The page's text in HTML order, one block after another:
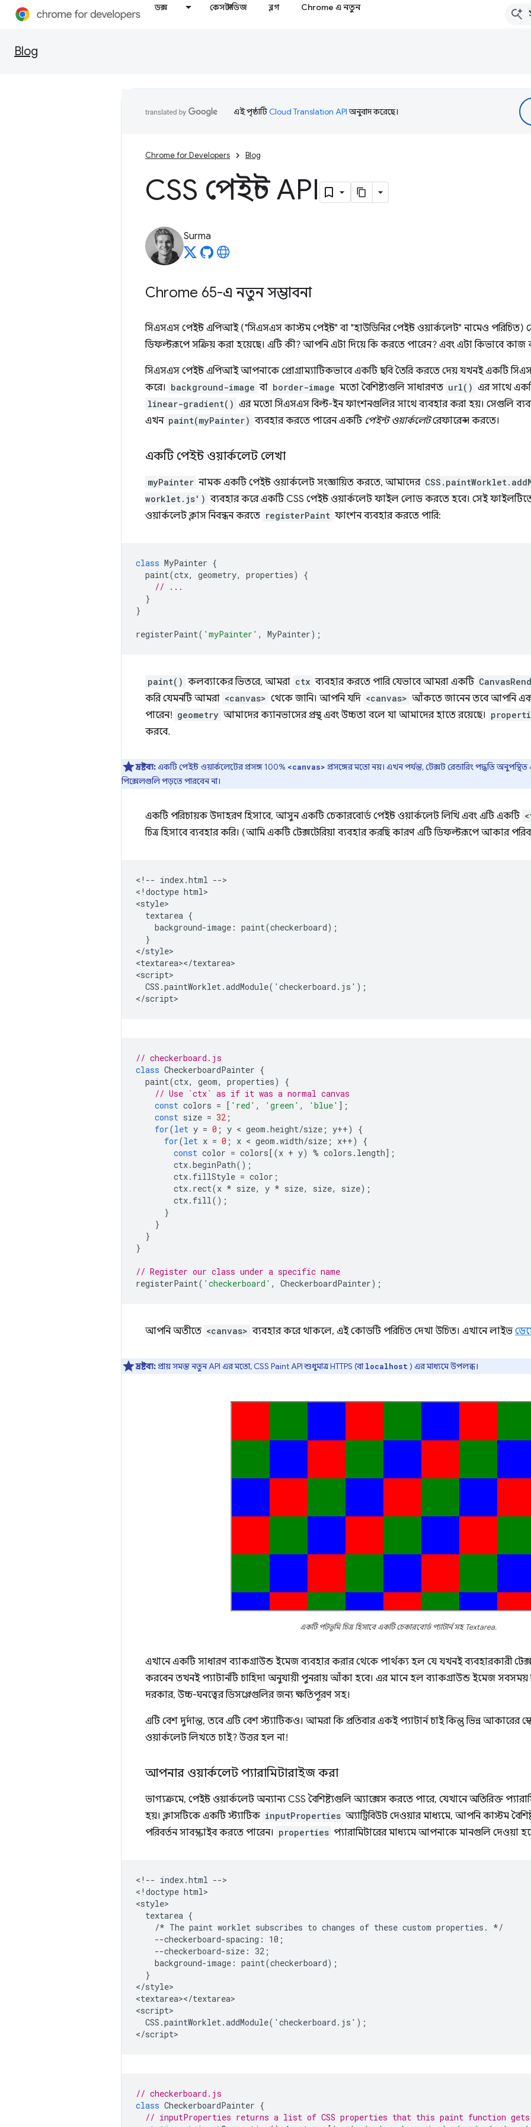
ডক্স কেস স্টাডিজ ব্লগ Chrome এ নতুন
Blog
এই পৃষ্ঠাটিCloud Translation APIঅনুবাদ করেছে।
Chrome for Developers Blog
CSS পেইন্ট API
Surma
Chrome 65-এ নতুন সম্ভাবনা
সিএসএস পেইন্ট এপিআই ("সিএসএস কাস্টম পেইন্ট" বা "হাউডিনির পেইন্ট ওয়ার্কলেট" নামেও
ডিফল্টরূপে সক্রিয় করা হয়েছে। এটি কী? আপনি এটা দিয়ে কি করতে পারেন? এবং এটা কিভাবে
সিএসএস পেইন্ট এপিআই আপনাকে প্রোগ্রাম্যাটিকভাবে একটি ছবি তৈরি করতে দেয় যখনই একটি
করে। background-image বা border-image মতো বৈশিষ্ট্যগুলি সাধারণত url() এর সাথে
linear-gradient() এর মতো সিএসএস বিল্ট-ইন ফাংশনগুলির সাথে ব্যবহার করা হয়। সেগুলি
এখন paint(myPainter) ব্যবহার করতে পারেন একটি পেইন্ট ওয়ার্কলেটরেফারেন্স করতে।
একটি পেইন্ট ওয়ার্কলেট লেখা
myPainter নামক একটি পেইন্ট ওয়ার্কলেট সংজ্ঞায়িত করতে, আমাদের
worklet.js') ব্যবহার করে একটি CSS পেইন্ট ওয়ার্কলেট ফাইল লোড করতে হবে। সেই
ওয়ার্কলেট ক্লাস নিবন্ধন করতে registerPaint ফাংশন ব্যবহার করতে পারি:
class MyPainter {
paint(ctx, geometry, properties)
{
// ...
}
}
registerPaint( 'myPainter' , MyPainter);
paint() কলব্যাকের ভিতরে, আমরা ctx ব্যবহার করতে পারি যেভাবে আমরা একটি
করি যেমনটি আমরা <canvas> থেকে জানি। আপনি যদি <canvas> আঁকতে জানেন তবে আপনি
পারেন! geometry আমাদের ক্যানভাসের প্রস্থ এবং উচ্চতা বলে যা আমাদের হাতে রয়েছে।
করবে.
দ্রষ্টব্য:একটি পেইন্ট ওয়ার্কলেটের প্রসঙ্গ 100% <canvas> প্রসঙ্গের মতো নয়। এখন পর্যন্ত, টেক্সট রেন্ডারিং পদ্ধতি
পিক্সেলগুলি পড়তে পারবেন না।
একটি পরিচায়ক উদাহরণ হিসাবে, আসুন একটি চেকারবোর্ড পেইন্ট ওয়ার্কলেট লিখি এবং এটি একটি
চিত্র হিসাবে ব্যবহার করি। (আমি একটি টেক্সটেরিয়া ব্যবহার করছি কারণ এটি ডিফল্টরূপে আকার
<!-- index.html -->
<!doctype html>
<style>
  textarea {
    background-image: paint(checkerboard);
  }
</style>
<textarea></textarea>
<script>
  CSS.paintWorklet.addModule('checkerboard.js');
// checkerboard.js
class CheckerboardPainter {
paint(ctx, geom, properties)
{
// Use `ctx` as if it was a normal canvas
const colors = [ 'red' , 'green' , 'blue' ];
const size = 32 ;
for(let y = 0 ; y < geom .height/size ; y++)
{
for(let x = 0 ; x < geom .width/size ; x++)
{
const color = colors[(x + y) % colors . length];
ctx.beginPath();
ctx. fillStyle = color ;
ctx. rect(x * size, y * size, size, size);
ctx. fill();
}
}
}
}
// Register our class under a specific name
registerPaint( 'checkerboard' , CheckerboardPainter);
আপনি অতীতে <canvas> ব্যবহার করে থাকলে, এই কোডটি পরিচিত দেখা উচিত। এখানে লাইভ
দ্রষ্টব্য:প্রায় সমস্ত নতুন API এর মতো, CSS Paint API শুধুমাত্র HTTPS (বাlocalhost ) এর মাধ্যমে উপলব্ধ।
একটি পটভূমি চিত্র হিসাবে একটি চেকারবোর্ড প্যাটার্ন সহ Textarea.
এখানে একটি সাধারণ ব্যাকগ্রাউন্ড ইমেজ ব্যবহার করার থেকে পার্থক্য হল যে যখনই ব্যবহারকারী
করবেন তখনই প্যাটার্নটি চাহিদা অনুযায়ী পুনরায় আঁকা হবে। এর মানে হল ব্যাকগ্রাউন্ড ইমেজ
দরকার, উচ্চ-ঘনত্বের ডিসপ্লেগুলির জন্য ক্ষতিপূরণ সহ।
এটি বেশ দুর্দান্ত, তবে এটি বেশ স্ট্যাটিকও। আমরা কি প্রতিবার একই প্যাটার্ন চাই কিন্তু ভিন্ন
ওয়ার্কলেট লিখতে চাই? উত্তর হল না!
আপনার ওয়ার্কলেট প্যারামিটারাইজ করা
ভাগ্যক্রমে, পেইন্ট ওয়ার্কলেট অন্যান্য CSS বৈশিষ্ট্যগুলি অ্যাক্সেস করতে পারে, যেখানে অতিরিক্ত
হয়। ক্লাসটিকে একটি স্ট্যাটিক inputProperties অ্যাট্রিবিউট দেওয়ার মাধ্যমে, আপনি কাস্টম
পরিবর্তন সাবস্ক্রাইব করতে পারেন। properties প্যারামিটারের মাধ্যমে আপনাকে মানগুলি দেওয়া
<!-- index.html -->
<!doctype html>
<style>
  textarea {
    /* The paint worklet subscribes to changes of these custom properties. */
    --checkerboard-spacing: 10;
    --checkerboard-size: 32;
    background-image: paint(checkerboard);
  }
</style>
<textarea></textarea>
<script>
  CSS.paintWorklet.addModule('checkerboard.js');
// checkerboard.js
class CheckerboardPainter {
// inputProperties returns a list of CSS properties that this paint function gets